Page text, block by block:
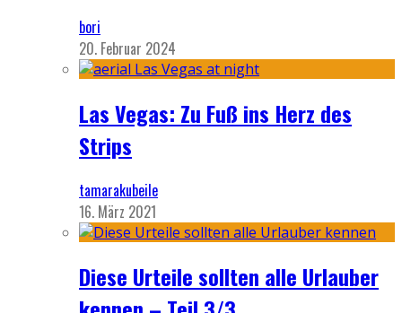
bori
20. Februar 2024
Las Vegas: Zu Fuß ins Herz des
Strips
tamarakubeile
16. März 2021
Diese Urteile sollten alle Urlauber